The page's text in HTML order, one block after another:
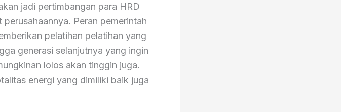
jadi pertimbangan para HRD
Peran pemerintah
pelatihan pelatihan yang
generasi selanjutnya yang ingin
lolos akan tinggin juga.
energi yang dimiliki baik juga